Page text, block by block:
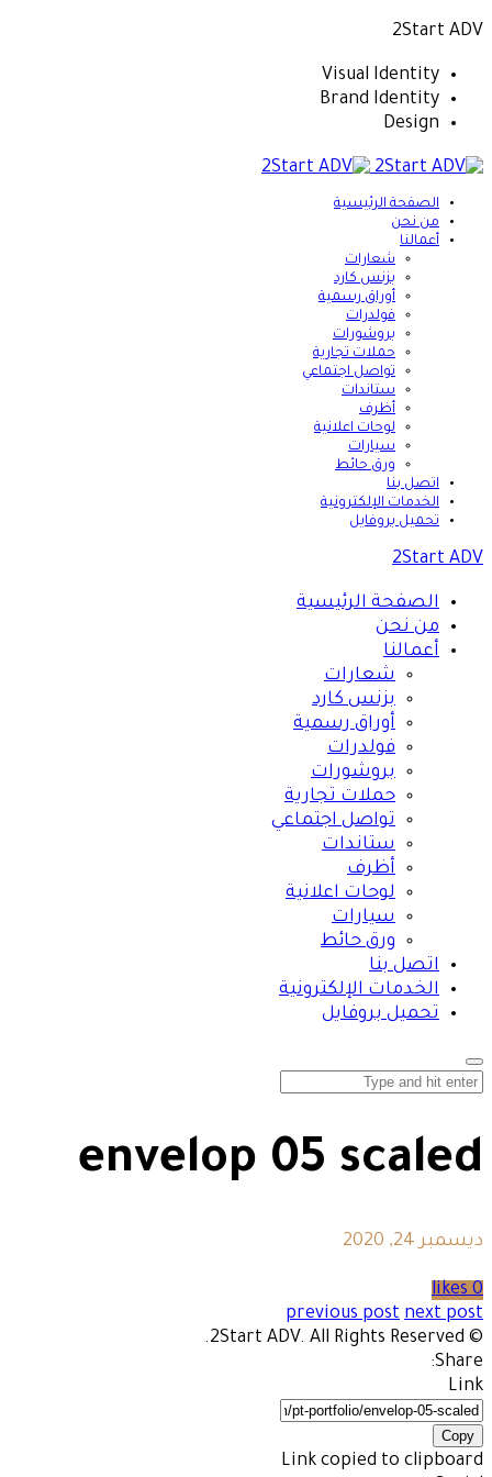
2Start ADV
Visual Identity
Brand Identity
Design
الصفحة الرئيسية
من نحن
أعمالنا
شعارات
بزنس كارد
أوراق رسمية
فولدرات
بروشورات
حملات تجارية
تواصل اجتماعي
ستاندات
أظرف
لوحات اعلانية
سيارات
ورق حائط
اتصل بنا
الخدمات الإلكترونية
تحميل بروفايل
2Start ADV
الصفحة الرئيسية
من نحن
أعمالنا
شعارات
بزنس كارد
أوراق رسمية
فولدرات
بروشورات
حملات تجارية
تواصل اجتماعي
ستاندات
أظرف
لوحات اعلانية
سيارات
ورق حائط
اتصل بنا
الخدمات الإلكترونية
تحميل بروفايل
envelop 05 scaled
ديسمبر 24, 2020
0 likes
previous post next post
© 2Start ADV. All Rights Reserved.
Share:
Link
Copy
Link copied to clipboard